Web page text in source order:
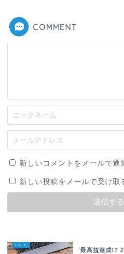
COMMENT
新しいコメントをメールで通
新しい投稿をメールで受け取
最高益達成!?